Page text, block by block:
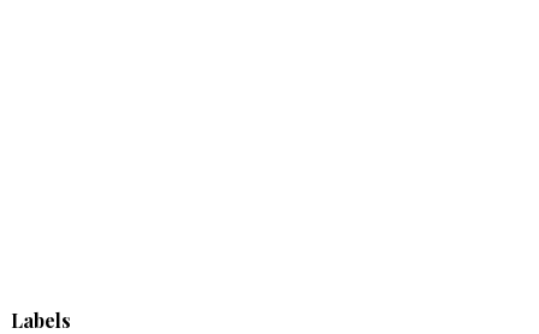
Labels